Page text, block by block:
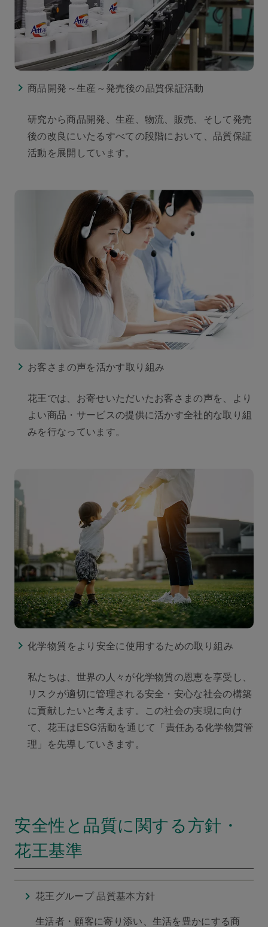
商品開発～生産～発売後の品質保証活動
研究から商品開発、生産、物流、販売、そして発売
後の改良にいたるすべての段階において、品質保証
活動を展開しています。
お客さまの声を活かす取り組み
花王では、お寄せいただいたお客さまの声を、より
よい商品・サービスの提供に活かす全社的な取り組
みを行なっています。
化学物質をより安全に使用するための取り組み
私たちは、世界の人々が化学物質の恩恵を享受し、
リスクが適切に管理される安全・安心な社会の構築
に貢献したいと考えます。この社会の実現に向け
て、花王はESG活動を通じて「責任ある化学物質管
理」を先導していきます。
安全性と品質に関する方針・
花王基準
花王グループ 品質基本方針
生活者・顧客に寄り添い、生活を豊かにする商